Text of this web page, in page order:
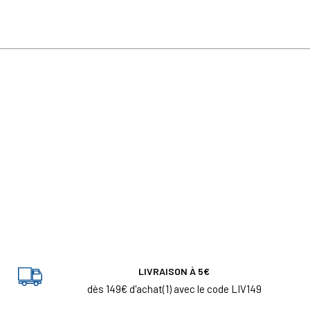
LIVRAISON À 5€
dès 149€ d'achat(1) avec le code LIV149